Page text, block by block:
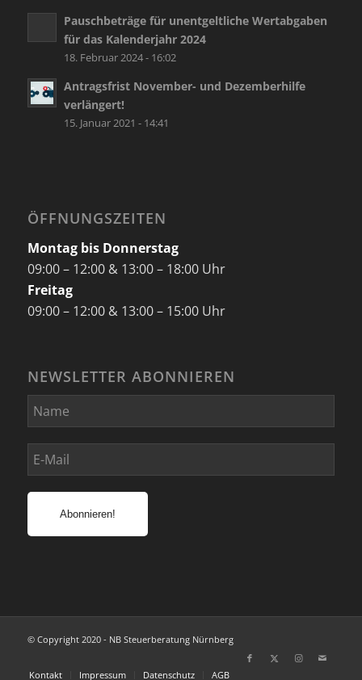
Pauschbeträge für unentgeltliche Wertabgaben
für das Kalenderjahr 2024
18. Februar 2024 - 16:02
Antragsfrist November- und Dezemberhilfe
verlängert!
15. Januar 2021 - 14:41
ÖFFNUNGSZEITEN
Montag bis Donnerstag
09:00 – 12:00 & 13:00 – 18:00 Uhr
Freitag
09:00 – 12:00 & 13:00 – 15:00 Uhr
NEWSLETTER ABONNIEREN
© Copyright 2020 - NB Steuerberatung Nürnberg
Kontakt Impressum Datenschutz AGB